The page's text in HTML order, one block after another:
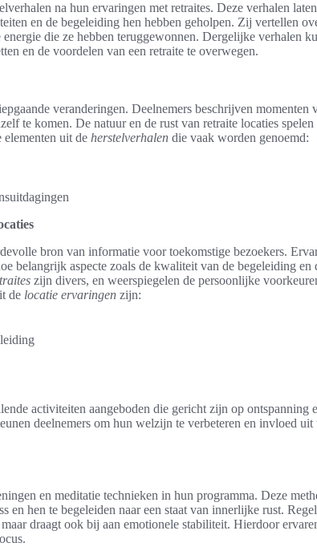
na hun ervaringen met retraites. Deze verhalen
en de begeleiding hen hebben geholpen. Zij vertellen
die ze hebben teruggewonnen. Dergelijke verhalen
en de voordelen van een retraite te overwegen.
veranderingen. Deelnemers beschrijven momenten
te komen. De natuur en de rust van retraite locaties spelen
uit de herstelverhalen die vaak worden genoemd:
bron van informatie voor toekomstige bezoekers.
belangrijk aspecte zoals de kwaliteit van de begeleiding en
zijn divers, en weerspiegelen de persoonlijke
de locatie ervaringen zijn:
activiteiten aangeboden die gericht zijn op ontspanning
deelnemers om hun welzijn te verbeteren en invloed uit
en meditatie technieken in hun programma. Deze
en hen te begeleiden naar een staat van innerlijke rust.
draagt ook bij aan emotionele stabiliteit. Hierdoor